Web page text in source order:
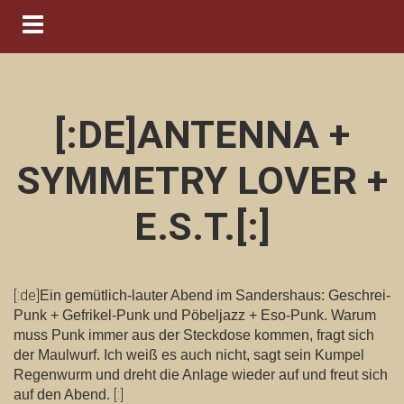
Navigation ein-/ausblenden
[:DE]ANTENNA +
SYMMETRY LOVER +
E.S.T.[:]
[:de] Ein gemütlich-lauter Abend im Sandershaus: Geschrei-
Punk + Gefrikel-Punk und Pöbeljazz + Eso-Punk. Warum
muss Punk immer aus der Steckdose kommen, fragt sich
der Maulwurf. Ich weiß es auch nicht, sagt sein Kumpel
Regenwurm und dreht die Anlage wieder auf und freut sich
auf den Abend. [:]